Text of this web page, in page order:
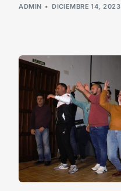
ADMIN DICIEMBRE 14, 2023